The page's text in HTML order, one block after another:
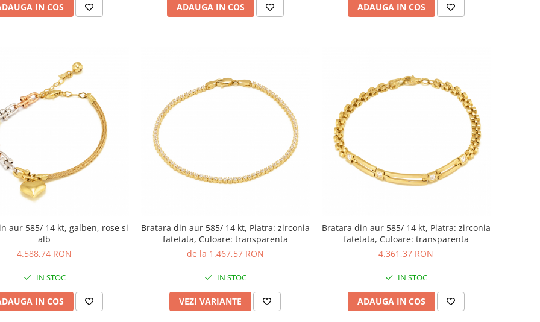
IN COS ADAUGA IN COS ADAUGA IN COS
aur 585/ 14 kt, galben, rose si
alb
4.588,74 RON
IN STOC
IN COS
Bratara din aur 585/ 14 kt, Piatra: zirconia
fatetata, Culoare: transparenta
de la 1.467,57 RON
IN STOC
VEZI VARIANTE
Bratara din aur 585/ 14 kt, Piatra: zirconia
fatetata, Culoare: transparenta
4.361,37 RON
IN STOC
ADAUGA IN COS